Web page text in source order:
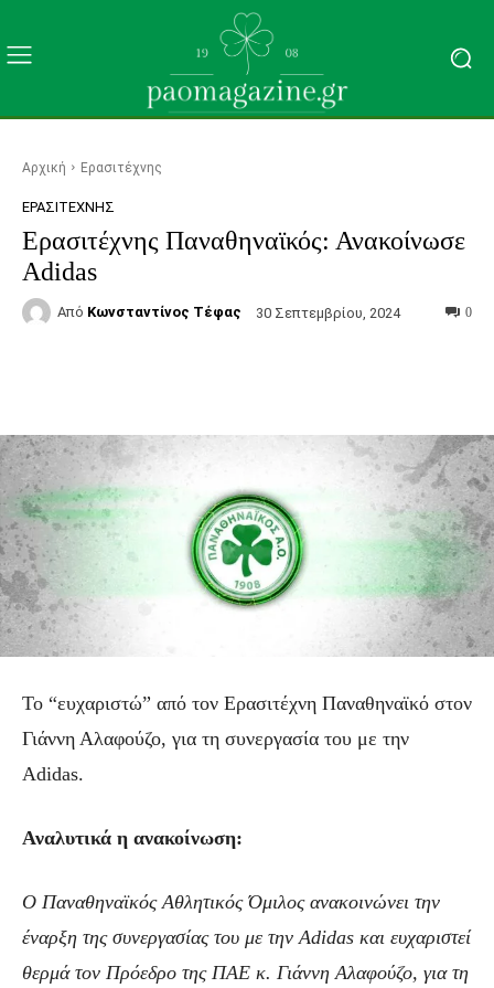
Αρχική Ερασιτέχνης
ΕΡΑΣΙΤΈΧΝΗΣ
Ερασιτέχνης Παναθηναϊκός: Ανακοίνωσε
Adidas
Από Κωνσταντίνος Τέφας 30 Σεπτεμβρίου, 2024 0
Το “ευχαριστώ” από τον Ερασιτέχνη Παναθηναϊκό στον
Γιάννη Αλαφούζο, για τη συνεργασία του με την
Adidas.
Αναλυτικά η ανακοίνωση:
Ο Παναθηναϊκός Αθλητικός Όμιλος ανακοινώνει την
έναρξη της συνεργασίας του με την Adidas και ευχαριστεί
θερμά τον Πρόεδρο της ΠΑΕ κ. Γιάννη Αλαφούζο, για τη